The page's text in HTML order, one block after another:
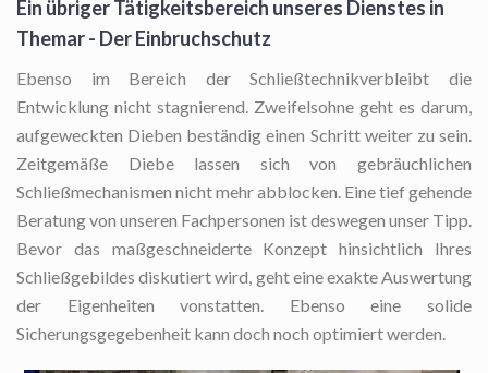
Ein übriger Tätigkeitsbereich unseres Dienstes in
Themar - Der Einbruchschutz
Ebenso im Bereich der Schließtechnikverbleibt die
Entwicklung nicht stagnierend. Zweifelsohne geht es darum,
aufgeweckten Dieben beständig einen Schritt weiter zu sein.
Zeitgemäße Diebe lassen sich von gebräuchlichen
Schließmechanismen nicht mehr abblocken. Eine tief gehende
Beratung von unseren Fachpersonen ist deswegen unser Tipp.
Bevor das maßgeschneiderte Konzept hinsichtlich Ihres
Schließgebildes diskutiert wird, geht eine exakte Auswertung
der Eigenheiten vonstatten. Ebenso eine solide
Sicherungsgegebenheit kann doch noch optimiert werden.